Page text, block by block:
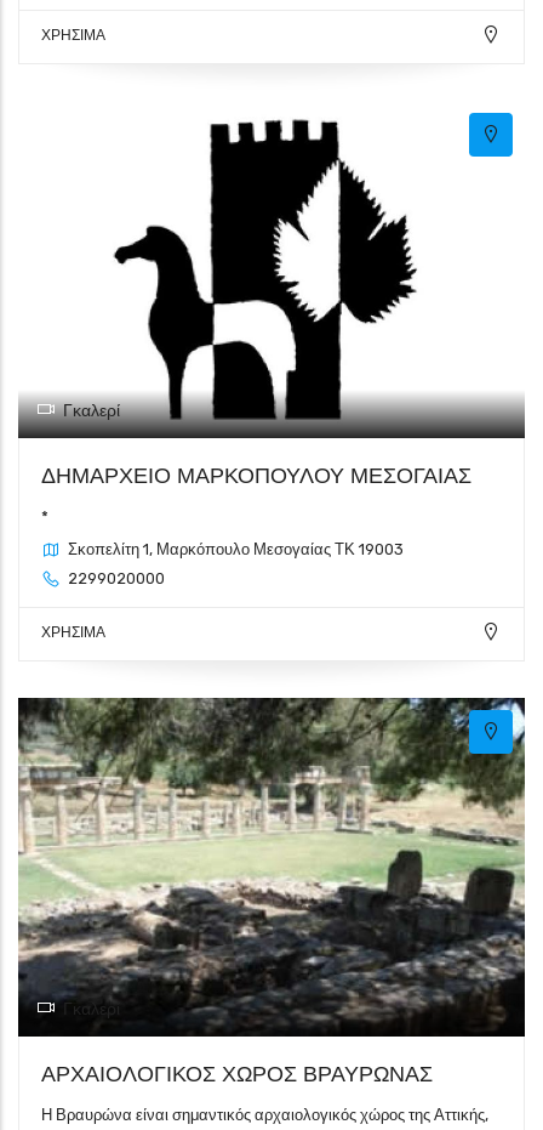
ΧΡΗΣΙΜΑ
Γκαλερί
ΔΗΜΑΡΧΕΙΟ ΜΑΡΚΟΠΟΥΛΟΥ ΜΕΣΟΓΑΙΑΣ
*
Σκοπελίτη 1, Μαρκόπουλο Μεσογαίας ΤΚ 19003
2299020000
ΧΡΗΣΙΜΑ
Γκαλερί
ΑΡΧΑΙΟΛΟΓΙΚΟΣ ΧΩΡΟΣ ΒΡΑΥΡΩΝΑΣ
Η Βραυρώνα είναι σημαντικός αρχαιολογικός χώρος της Αττικής,